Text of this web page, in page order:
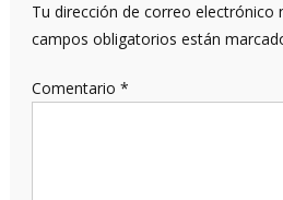
Tu dirección de correo electrónico
campos obligatorios están
Comentario *